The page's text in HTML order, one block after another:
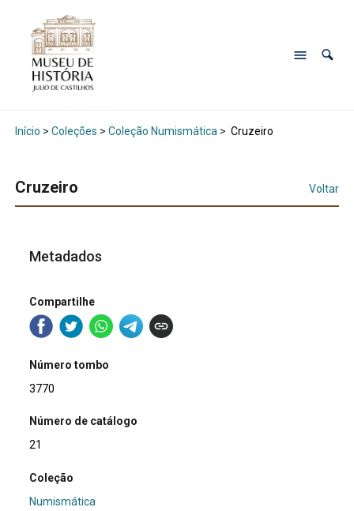
Início > Coleções > Coleção Numismática > Cruzeiro
Cruzeiro Voltar
Metadados
Compartilhe
Número tombo
3770
Número de catálogo
21
Coleção
Numismática